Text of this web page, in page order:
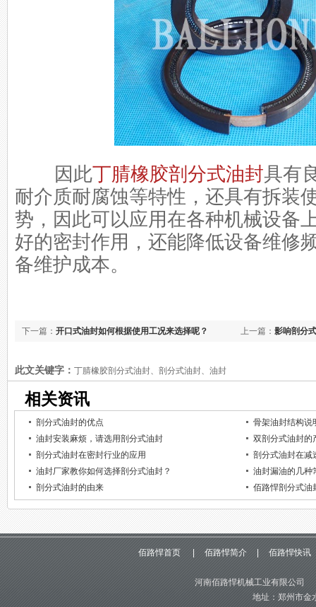
因此丁腈橡胶剖分式油封具有
耐介质耐腐蚀等特性，还具有拆装
势，因此可以应用在各种机械设备
好的密封作用，还能降低设备维修
备维护成本。
上一篇： 影响剖分
下一篇： 开口式油封如何根据使用工况来选择呢？
此文关键字： 丁腈橡胶剖分式油封、剖分式油封、油封
相关资讯
剖分式油封的优点
骨架油封结构说
油封安装麻烦，请选用剖分式油封
双剖分式油封的
剖分式油封在密封行业的应用
剖分式油封在减
油封厂家教你如何选择剖分式油封？
油封漏油的几种
剖分式油封的由来
佰路悍剖分式油
佰路悍首页 佰路悍简介 佰路悍快讯
河南佰路悍机械工业有限公
地址：郑州市